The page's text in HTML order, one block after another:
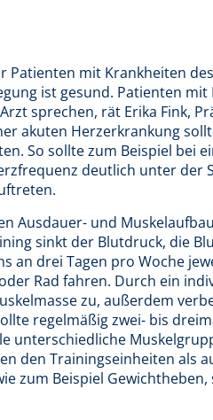
mit Krankheiten
ist gesund. Patienten
sprechen, rät Erika Fink,
akuten Herzerkrankung
So sollte zum Beispiel bei
deutlich unter der
Ausdauer- und
sinkt der Blutdruck, die
an drei Tagen pro Woche
Rad fahren. Durch ein
zu, außerdem
regelmäßig zwei- bis
unterschiedliche
den Trainingseinheiten als
zum Beispiel